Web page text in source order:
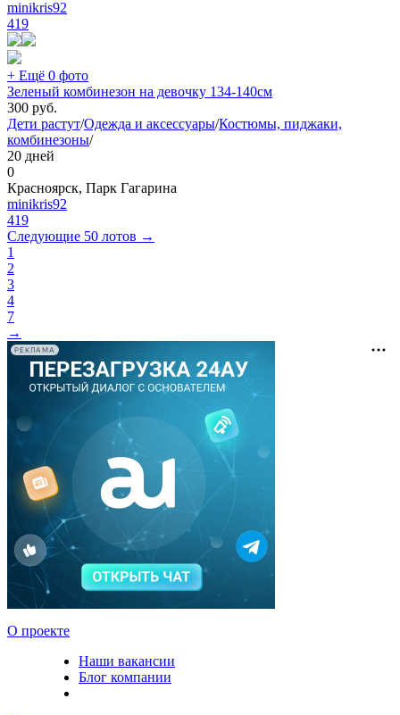
minikris92
419
+ Ещё 0 фото
Зеленый комбинезон на девочку 134-140см
300 руб.
Дети растут/Одежда и аксессуары/Костюмы, пиджаки,
комбинезоны/
20 дней
0
Красноярск, Парк Гагарина
minikris92
419
Следующие 50 лотов →
1
2
3
4
7
→
РЕКЛАМА
О проекте
Наши вакансии
Блог компании